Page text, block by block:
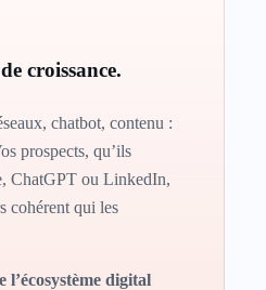
croissance.
chatbot, contenu :
prospects, qu’ils
ChatGPT ou LinkedIn,
cohérent qui les
l’écosystème digital